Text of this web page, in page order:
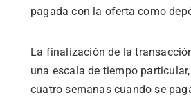
pagada con la oferta como
La finalización de la
una escala de tiempo
cuatro semanas cuando se